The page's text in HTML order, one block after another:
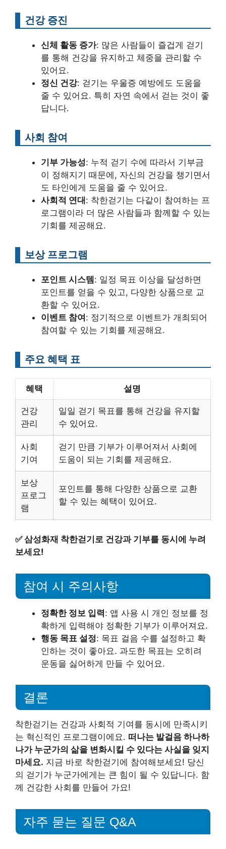
건강 증진
신체 활동 증가: 많은 사람들이 즐겁게 걷기
를 통해 건강을 유지하고 체중을 관리할 수
있어요.
정신 건강: 걷기는 우울증 예방에도 도움을
줄 수 있어요. 특히 자연 속에서 걷는 것이 좋
답니다.
사회 참여
기부 가능성: 누적 걷기 수에 따라서 기부금
이 정해지기 때문에, 자신의 건강을 챙기면서
도 타인에게 도움을 줄 수 있어요.
사회적 연대 : 착한걷기는 다같이 참여하는 프
로그램이라 더 많은 사람들과 함께할 수 있는
기회를 제공해요.
보상 프로그램
포인트 시스템 : 일정 목표 이상을 달성하면
포인트를 얻을 수 있고, 다양한 상품으로 교
환할 수 있어요.
이벤트 참여 : 정기적으로 이벤트가 개최되어
참여할 수 있는 기회를 제공해요.
주요 혜택 표
혜택 설명
건강
관리
일일 걷기 목표를 통해 건강을 유지할
수 있어요.
사회
기여
걷기 만큼 기부가 이루어져서 사회에
도움이 되는 기회를 제공해요.
보상
프로그
램
포인트를 통해 다양한 상품으로 교환
할 수 있는 혜택이 있어요.
✅삼성화재 착한걷기로 건강과 기부를 동시에 누려
보세요!
참여 시 주의사항
정확한 정보 입력: 앱 사용 시 개인 정보를 정
확하게 입력해야 정확한 기부가 이루어져요.
행동 목표 설정: 목표 걸음 수를 설정하고 확
인하는 것이 좋아요. 과도한 목표는 오히려
운동을 싫어하게 만들 수 있어요.
결론
착한걷기는 건강과 사회적 기여를 동시에 만족시키
는 혁신적인 프로그램이에요. 떠나는 발걸음 하나하
나가 누군가의 삶을 변화시킬 수 있다는 사실을 잊지
마세요. 지금 바로 착한걷기에 참여해보세요! 당신
의 걷기가 누군가에게는 큰 힘이 될 수 있답니다. 함
께 건강한 사회를 만들어 가요!
자주 묻는 질문 Q&A